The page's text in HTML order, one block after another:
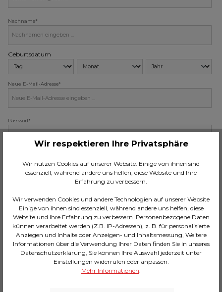
Nachname*
Geburtsdatum
Neue E-Mail-Adresse*
Passwort*
Das Passwort muss mindestens 8 Zeichen lang sein.
Straße und Hausnummer*
Ort*
Wir respektieren Ihre Privatsphäre
Wir nutzen Cookies auf unserer Website. Einige von ihnen sind
essenziell, während andere uns helfen, diese Website und Ihre
Erfahrung zu verbessern.
Wir verwenden Cookies und andere Technologien auf unserer Website
Einige von ihnen sind essenziell, während andere uns helfen, diese
Website und Ihre Erfahrung zu verbessern. Personenbezogene Daten
künnen verarbeitet werden (Z.B. IP-Adressen), z. B. für personalisierte
Anziegen und Inhalte oder Anzeigen- und Inhaltsmessung, Weitere
Informationen über die Verwendung Ihrer Daten finden Sie in unseres
Datenschutzerklärung, Sie können Ihre Auswahl jederzeit unter
Einstellungen widerrufen oder anpassen.
Mehr Informationen.